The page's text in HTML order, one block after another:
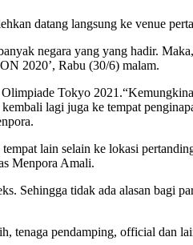
datang langsung ke venue
negara yang yang hadir.
2020’, Rabu (30/6) malam.
Tokyo
lagi juga ke tempat
lain selain ke lokasi
Menpora Amali.
Sehingga tidak ada alasan bagi
tenaga pendamping, official dan